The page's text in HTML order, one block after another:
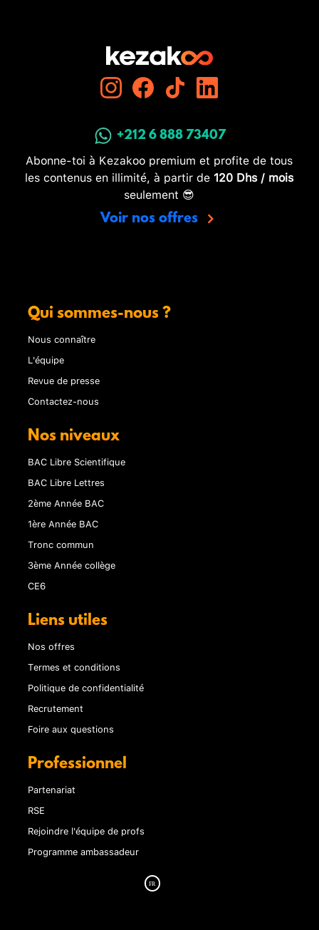
+212 6 888 73407
Abonne-toi à Kezakoo premium et profite de tous
les contenus en illimité, à partir de 120 Dhs / mois
seulement 😎
Voir nos offres
Qui sommes-nous ?
Nous connaître
L'équipe
Revue de presse
Contactez-nous
Nos niveaux
BAC Libre Scientifique
BAC Libre Lettres
2ème Année BAC
1ère Année BAC
Tronc commun
3ème Année collège
CE6
Liens utiles
Nos offres
Termes et conditions
Politique de confidentialité
Recrutement
Foire aux questions
Professionnel
Partenariat
RSE
Rejoindre l'équipe de profs
Programme ambassadeur